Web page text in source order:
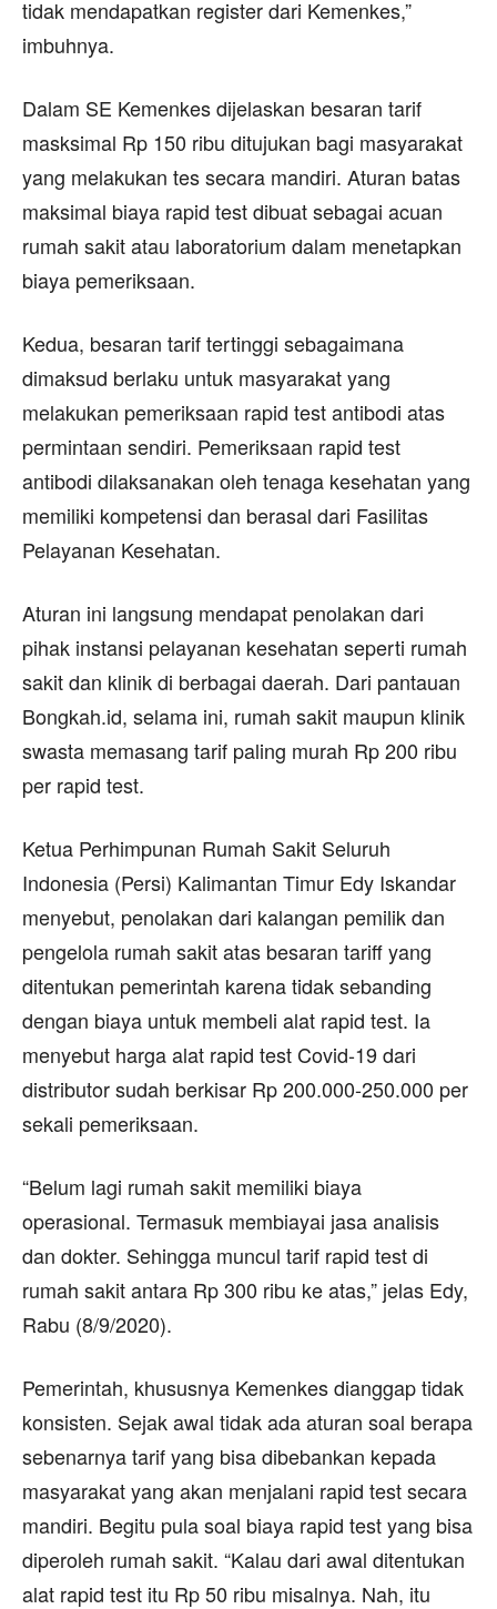
tidak mendapatkan register dari Kemenkes,”
imbuhnya.
Dalam SE Kemenkes dijelaskan besaran tarif
masksimal Rp 150 ribu ditujukan bagi masyarakat
yang melakukan tes secara mandiri. Aturan batas
maksimal biaya rapid test dibuat sebagai acuan
rumah sakit atau laboratorium dalam menetapkan
biaya pemeriksaan.
Kedua, besaran tarif tertinggi sebagaimana
dimaksud berlaku untuk masyarakat yang
melakukan pemeriksaan rapid test antibodi atas
permintaan sendiri. Pemeriksaan rapid test
antibodi dilaksanakan oleh tenaga kesehatan yang
memiliki kompetensi dan berasal dari Fasilitas
Pelayanan Kesehatan.
Aturan ini langsung mendapat penolakan dari
pihak instansi pelayanan kesehatan seperti rumah
sakit dan klinik di berbagai daerah. Dari pantauan
Bongkah.id, selama ini, rumah sakit maupun klinik
swasta memasang tarif paling murah Rp 200 ribu
per rapid test.
Ketua Perhimpunan Rumah Sakit Seluruh
Indonesia (Persi) Kalimantan Timur Edy Iskandar
menyebut, penolakan dari kalangan pemilik dan
pengelola rumah sakit atas besaran tariff yang
ditentukan pemerintah karena tidak sebanding
dengan biaya untuk membeli alat rapid test. Ia
menyebut harga alat rapid test Covid-19 dari
distributor sudah berkisar Rp 200.000-250.000 per
sekali pemeriksaan.
“Belum lagi rumah sakit memiliki biaya
operasional. Termasuk membiayai jasa analisis
dan dokter. Sehingga muncul tarif rapid test di
rumah sakit antara Rp 300 ribu ke atas,” jelas Edy,
Rabu (8/9/2020).
Pemerintah, khususnya Kemenkes dianggap tidak
konsisten. Sejak awal tidak ada aturan soal berapa
sebenarnya tarif yang bisa dibebankan kepada
masyarakat yang akan menjalani rapid test secara
mandiri. Begitu pula soal biaya rapid test yang bisa
diperoleh rumah sakit. “Kalau dari awal ditentukan
alat rapid test itu Rp 50 ribu misalnya. Nah, itu